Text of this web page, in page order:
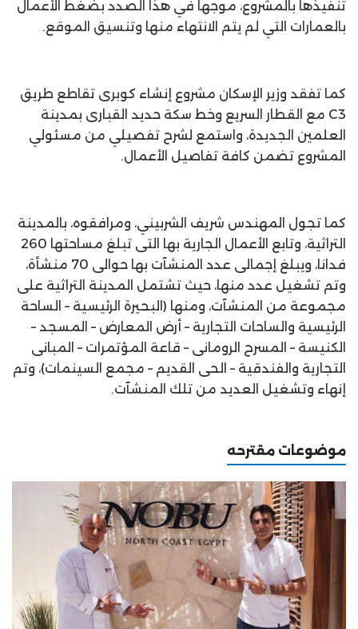
تنفيذها بالمشروع، موجها في هذا الصدد بضغط الأعمال
بالعمارات التي لم يتم الانتهاء منها وتنسيق الموقع.
كما تفقد وزير الإسكان مشروع إنشاء كوبرى تقاطع طريق
C3 مع القطار السريع وخط سكة حديد القبارى بمدينة
العلمين الجديدة، واستمع لشرح تفصيلي من مسئولي
المشروع تضمن كافة تفاصيل الأعمال.
كما تجول المهندس شريف الشربيني، ومرافقوه، بالمدينة
التراثية، وتابع الأعمال الجارية بها التى تبلغ مساحتها 260
فدانا، ويبلغ إجمالى عدد المنشآت بها حوالى 70 منشأة،
وتم تشغيل عدد منها، حيث تشتمل المدينة التراثية على
مجموعة من المنشآت، ومنها (البحيرة الرئيسية – الساحة
الرئيسية والساحات التجارية – أرض المعارض – المسجد –
الكنيسة – المسرح الرومانى – قاعة المؤتمرات – المبانى
التجارية والفندقية – الحى القديم – مجمع السينمات)، وتم
إنهاء وتشغيل العديد من تلك المنشآت.
موضوعات مقترحه